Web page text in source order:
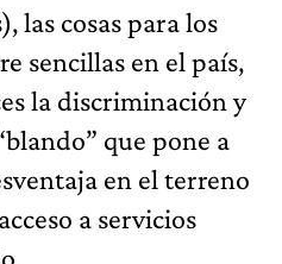
las cosas para los
sencillas en el país,
la discriminación y
que pone a
en el terreno
a servicios